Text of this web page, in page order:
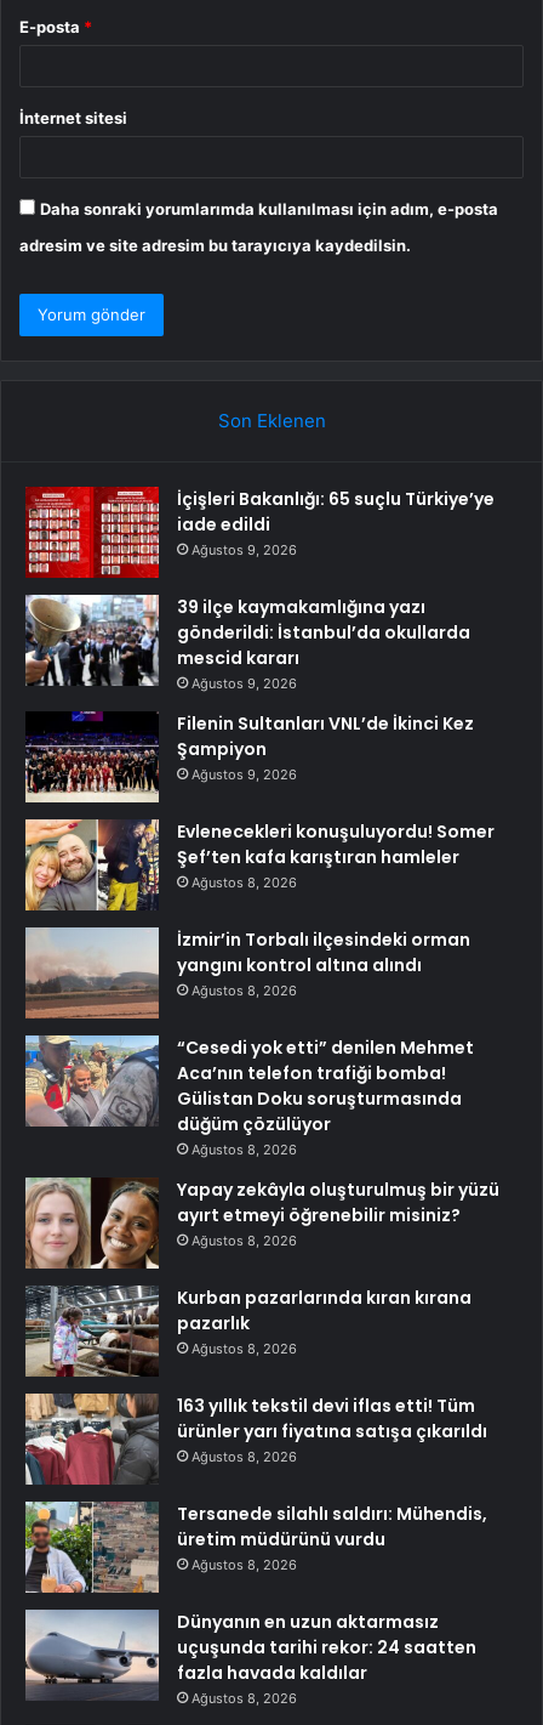
E-posta *
İnternet sitesi
Daha sonraki yorumlarımda kullanılması için adım, e-posta
adresim ve site adresim bu tarayıcıya kaydedilsin.
Son Eklenen
İçişleri Bakanlığı: 65 suçlu Türkiye’ye
iade edildi
Ağustos 9, 2026
39 ilçe kaymakamlığına yazı
gönderildi: İstanbul’da okullarda
mescid kararı
Ağustos 9, 2026
Filenin Sultanları VNL’de İkinci Kez
Şampiyon
Ağustos 9, 2026
Evlenecekleri konuşuluyordu! Somer
Şef’ten kafa karıştıran hamleler
Ağustos 8, 2026
İzmir’in Torbalı ilçesindeki orman
yangını kontrol altına alındı
Ağustos 8, 2026
“Cesedi yok etti” denilen Mehmet
Aca’nın telefon trafiği bomba!
Gülistan Doku soruşturmasında
düğüm çözülüyor
Ağustos 8, 2026
Yapay zekâyla oluşturulmuş bir yüzü
ayırt etmeyi öğrenebilir misiniz?
Ağustos 8, 2026
Kurban pazarlarında kıran kırana
pazarlık
Ağustos 8, 2026
163 yıllık tekstil devi iflas etti! Tüm
ürünler yarı fiyatına satışa çıkarıldı
Ağustos 8, 2026
Tersanede silahlı saldırı: Mühendis,
üretim müdürünü vurdu
Ağustos 8, 2026
Dünyanın en uzun aktarmasız
uçuşunda tarihi rekor: 24 saatten
fazla havada kaldılar
Ağustos 8, 2026